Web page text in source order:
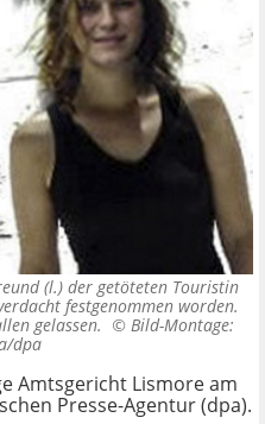
(l.) der getöteten Touristin
festgenommen worden.
gelassen. © Bild-Montage:
dpa
Amtsgericht Lismore am
Presse-Agentur (dpa).